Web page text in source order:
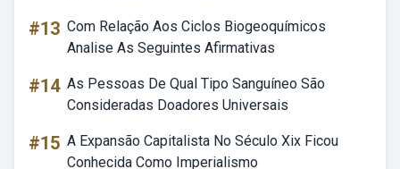
#13 Com Relação Aos Ciclos Biogeoquímicos
Analise As Seguintes Afirmativas
#14 As Pessoas De Qual Tipo Sanguíneo São
Consideradas Doadores Universais
#15 A Expansão Capitalista No Século Xix Ficou
Conhecida Como Imperialismo